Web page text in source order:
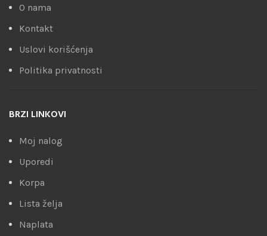
O nama
Kontakt
Uslovi korišćenja
Politika privatnosti
BRZI LINKOVI
Moj nalog
Uporedi
Korpa
Lista želja
Naplata